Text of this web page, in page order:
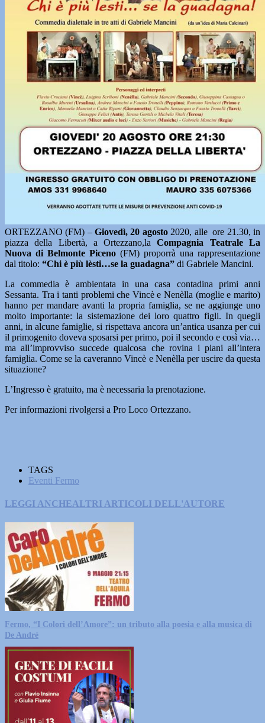
ORTEZZANO (FM) –Giovedì, 20 agosto2020, alle ore 21.30, in
piazza della Libertà, a Ortezzano,laCompagnia Teatrale La
Nuova di Belmonte Piceno (FM) proporrà una rappresentazione
dal titolo: “Chi è più lèsti…se la guadagna” di Gabriele Mancini.
La commedia è ambientata in una casa contadina primi anni
Sessanta. Tra i tanti problemi che Vincè e Nenèlla (moglie e marito)
hanno per mandare avanti la propria famiglia, se ne aggiunge uno
molto importante: la sistemazione dei loro quattro figli. In quegli
anni, in alcune famiglie, si rispettava ancora un’antica usanza per cui
il primogenito doveva sposarsi per primo, poi il secondo e così via…
ma all’improvviso succede qualcosa che rovina i piani all’intera
famiglia. Come se la caveranno Vincè e Nenèlla per uscire da questa
situazione?
L’Ingresso è gratuito, ma è necessaria la prenotazione.
Per informazioni rivolgersi a Pro Loco Ortezzano.
TAGS
Eventi Fermo
LEGGI ANCHEALTRI ARTICOLI DELL'AUTORE
Fermo, “I Colori dell’Amore”: un tributo alla poesia e alla musica di
De André